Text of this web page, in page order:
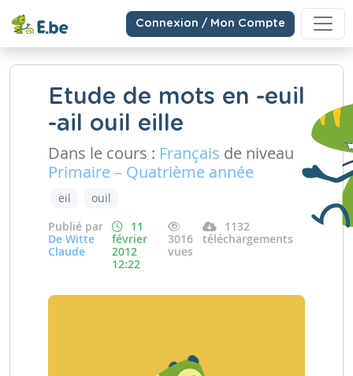
Connexion / Mon Compte
Etude de mots en -euil
-ail ouil eille
Dans le cours : Français de niveau
Primaire – Quatrième année
eil
ouil
Publié par
De Witte
Claude
11
février
2012
12:22
3016
vues
1132
téléchargements